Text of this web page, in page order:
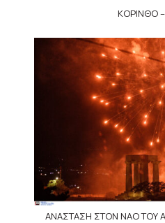
ΚΟΡΙΝΘΟ –
ΑΝΑΣΤΑΣΗ ΣΤΟΝ ΝΑΟ ΤΟΥ